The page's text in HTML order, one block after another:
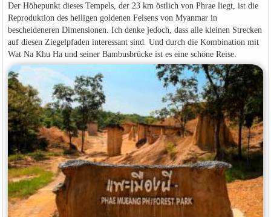
Der Höhepunkt dieses Tempels, der 23 km östlich von Phrae liegt, ist die
Reproduktion des heiligen goldenen Felsens von Myanmar in
bescheideneren Dimensionen. Ich denke jedoch, dass alle kleinen Strecken
auf diesen Ziegelpfaden interessant sind. Und durch die Kombination mit
Wat Na Khu Ha und seiner Bambusbrücke ist es eine schöne Reise.